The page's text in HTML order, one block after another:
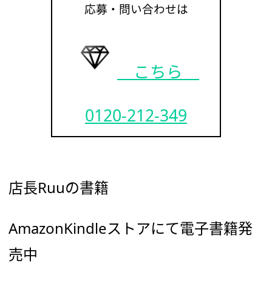
応募・問い合わせは
こちら
0120-212-349
店長Ruuの書籍
AmazonKindleストアにて電子書籍発
売中